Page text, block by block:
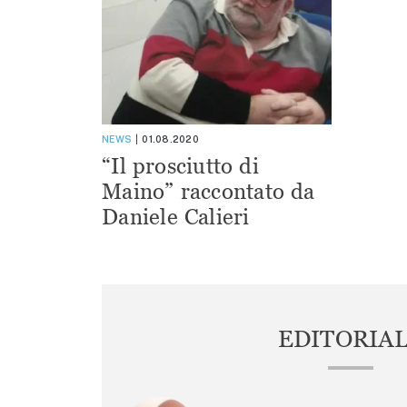
NEWS 01.08.2020
“Il prosciutto di
Maino” raccontato da
Daniele Calieri